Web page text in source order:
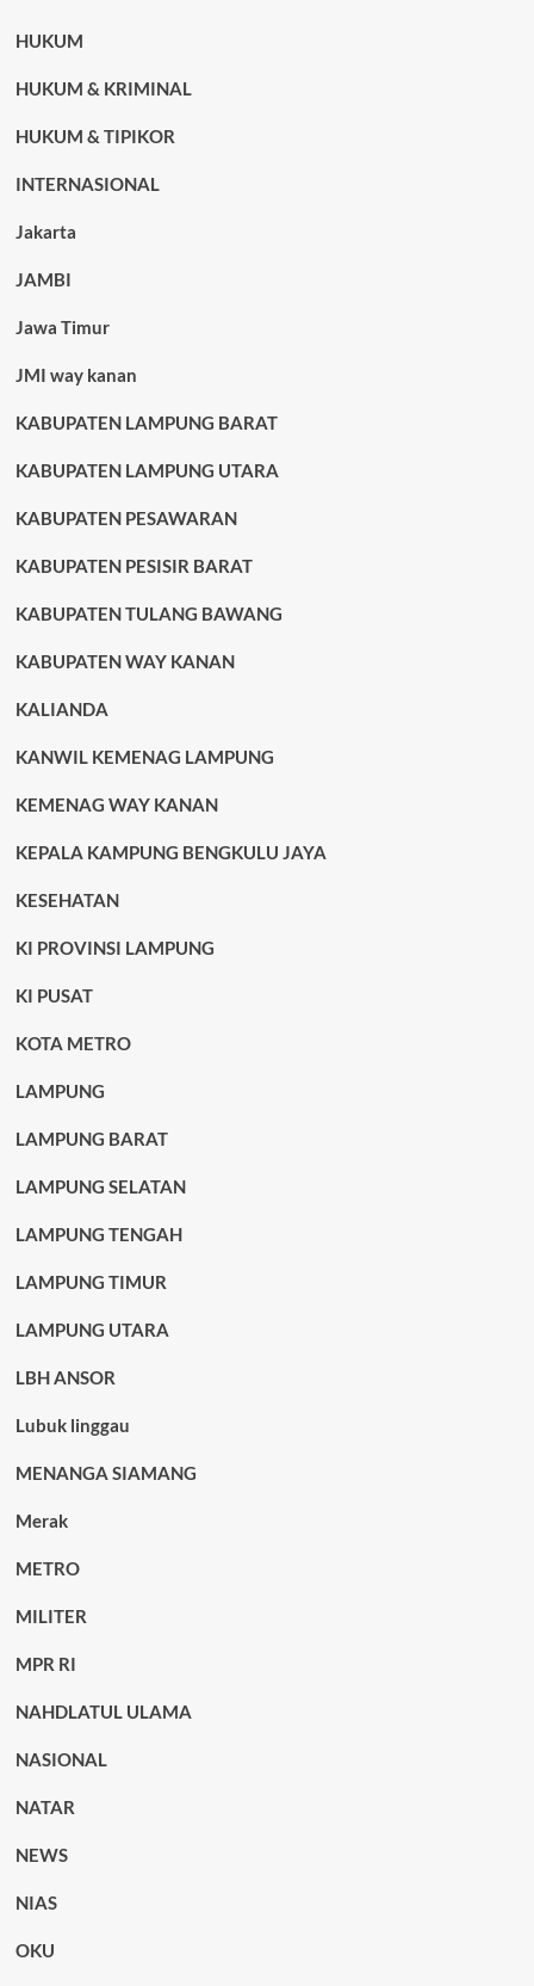
HUKUM
HUKUM & KRIMINAL
HUKUM & TIPIKOR
INTERNASIONAL
Jakarta
JAMBI
Jawa Timur
JMI way kanan
KABUPATEN LAMPUNG BARAT
KABUPATEN LAMPUNG UTARA
KABUPATEN PESAWARAN
KABUPATEN PESISIR BARAT
KABUPATEN TULANG BAWANG
KABUPATEN WAY KANAN
KALIANDA
KANWIL KEMENAG LAMPUNG
KEMENAG WAY KANAN
KEPALA KAMPUNG BENGKULU JAYA
KESEHATAN
KI PROVINSI LAMPUNG
KI PUSAT
KOTA METRO
LAMPUNG
LAMPUNG BARAT
LAMPUNG SELATAN
LAMPUNG TENGAH
LAMPUNG TIMUR
LAMPUNG UTARA
LBH ANSOR
Lubuk linggau
MENANGA SIAMANG
Merak
METRO
MILITER
MPR RI
NAHDLATUL ULAMA
NASIONAL
NATAR
NEWS
NIAS
OKU